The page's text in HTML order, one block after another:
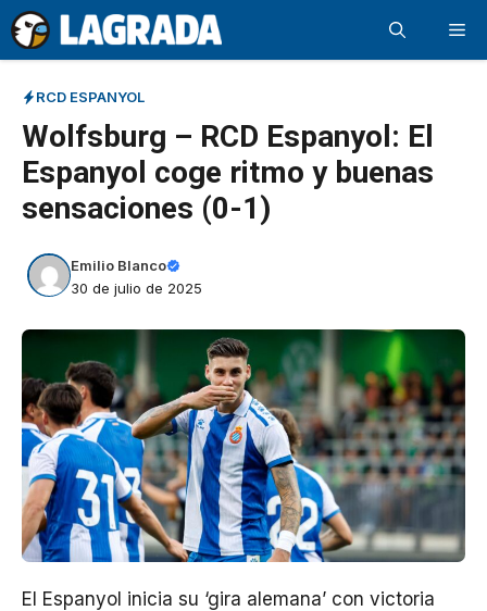
Saltar
al
contenido
RCD ESPANYOL
Wolfsburg – RCD Espanyol: El
Espanyol coge ritmo y buenas
sensaciones (0-1)
Emilio Blanco
30 de julio de 2025
El Espanyol inicia su ‘gira alemana’ con victoria